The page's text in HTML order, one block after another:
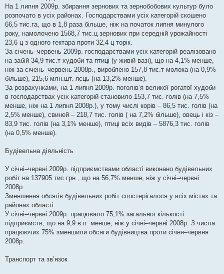
На 1 липня 2009р. збирання зернових та зернобобових культур було
розпочато в усіх районах. Господарствами усіх категорій скошено
66,5 тис.га, що в 1,8 раза більше, ніж на початок липня минулого
року, намолочено 1568,7 тис.ц зернових при середній урожайності
23,6 ц з одного гектара проти 32,4 ц торік.
За січень–червень 2009р. господарствами усіх категорій реалізовано
на забій 34,9 тис.т худоби та птиці (у живій вазі), що на 4,1% менше,
ніж за січень–червень 2008р., вироблено 157,8 тис.т молока (на 0,9%
більше), 215,6 млн.шт. яєць (на 13,2% менше).
За розрахунками, на 1 липня 2009р. поголів’я великої рогатої худоби
в господарствах усіх категорій становило 153,7 тис. голів (на 7,5%
менше, ніж на 1 липня 2008р.), у тому числі корів – 86,5 тис. голів (на
2,5% менше), свиней – 218,7 тис. голів ( на 7,2% більше), овець і кіз –
83,9 тис. голів (на 3,1% менше), птиці всіх видів – 5876,3 тис. голів
(на 0,5% менше).
Будівельна діяльність
У січні–червні 2009р. підприємствами області виконано будівельних
робіт на 137905 тис.грн., що на 56,7% менше, ніж у січні–червні
2008р.
Зменшення обсягів будівельних робіт спостерігалося у всіх містах та
районах області.
У січні–червні 2009р. працювало 75,1% загальної кількості
підприємств, що на 9,9 в.п. менше, ніж у січні–червні 2008р. З числа
працюючих 75% зменшили обсяги будівництва проти січня–червня
2008р.
Транспорт та зв’язок